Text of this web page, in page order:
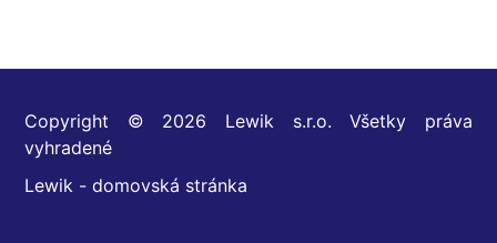
Copyright © 2026 Lewik s.r.o. Všetky práva
vyhradené
Lewik - domovská stránka